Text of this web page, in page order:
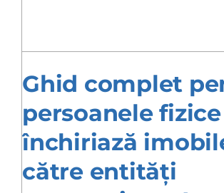
Ghid complet
persoanele
închiriază
către entități